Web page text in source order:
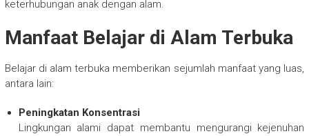
keterhubungan anak dengan alam.
Manfaat Belajar di Alam Terbuka
Belajar di alam terbuka memberikan sejumlah manfaat yang luas,
antara lain:
Peningkatan Konsentrasi
Lingkungan alami dapat membantu mengurangi kejenuhan